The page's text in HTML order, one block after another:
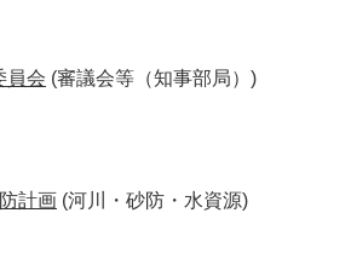
員会 (審議会等（知事部局）)
計画 (河川・砂防・水資源)